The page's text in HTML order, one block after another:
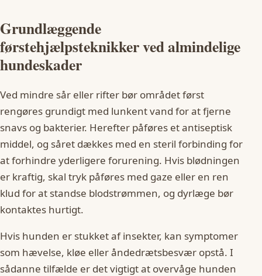
Grundlæggende
førstehjælpsteknikker ved almindelige
hundeskader
Ved mindre sår eller rifter bør området først
rengøres grundigt med lunkent vand for at fjerne
snavs og bakterier. Herefter påføres et antiseptisk
middel, og såret dækkes med en steril forbinding for
at forhindre yderligere forurening. Hvis blødningen
er kraftig, skal tryk påføres med gaze eller en ren
klud for at standse blodstrømmen, og dyrlæge bør
kontaktes hurtigt.
Hvis hunden er stukket af insekter, kan symptomer
som hævelse, kløe eller åndedrætsbesvær opstå. I
sådanne tilfælde er det vigtigt at overvåge hunden